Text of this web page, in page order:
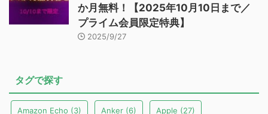
か月無料！【2025年10月10日まで／
プライム会員限定特典】
2025/9/27
タグで探す
Amazon Echo (3) Anker (6) Apple (27)